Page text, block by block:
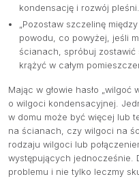
kondensację i rozwój
„Pozostaw szczelinę
powodu, co powyżej, jeśli
ścianach, spróbuj zostawić
krążyć w całym
Mając w głowie hasło „wilgoć
o wilgoci kondensacyjnej.
w domu może być więcej lub
na ścianach, czy wilgoci na
rodzaju wilgoci lub
występujących jednocześnie.
problemu i nie tylko leczmy